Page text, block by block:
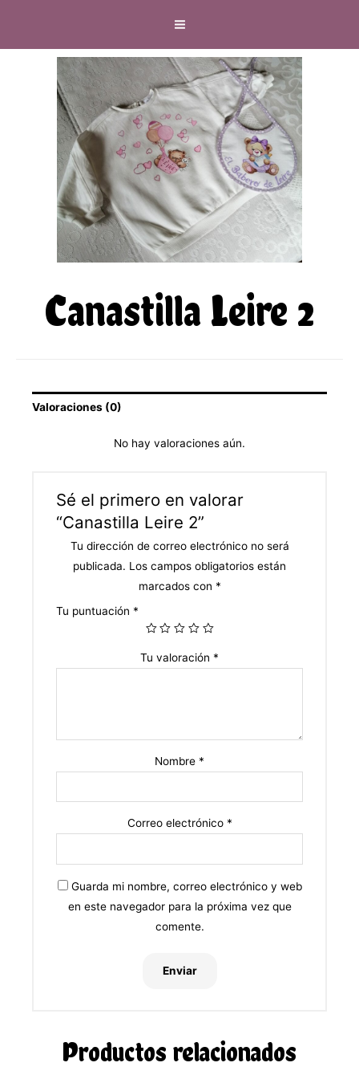
Canastilla Leire 2
Valoraciones (0)
No hay valoraciones aún.
Sé el primero en valorar
“Canastilla Leire 2”
Tu dirección de correo electrónico no será
publicada. Los campos obligatorios están
marcados con *
Tu puntuación *
Tu valoración *
Nombre *
Correo electrónico *
Guarda mi nombre, correo electrónico y web
en este navegador para la próxima vez que
comente.
Productos relacionados